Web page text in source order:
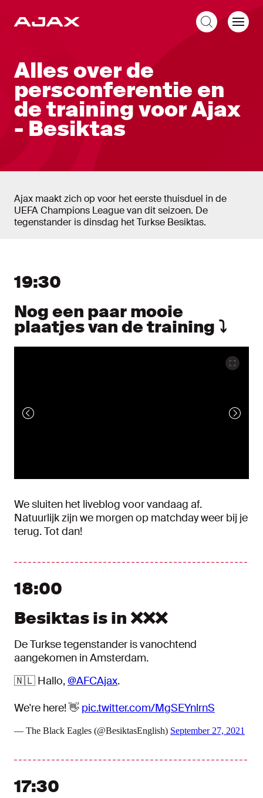
Liveblog
Alles over de
persconferentie en
de training voor Ajax
- Besiktas
Ajax maakt zich op voor het eerste thuisduel in de
UEFA Champions League van dit seizoen. De
tegenstander is dinsdag het Turkse Besiktas.
19:30
Nog een paar mooie
plaatjes van de training ⤵️
We sluiten het liveblog voor vandaag af.
Natuurlijk zijn we morgen op matchday weer bij je
terug. Tot dan!
18:00
Besiktas is in ❌❌❌
De Turkse tegenstander is vanochtend
aangekomen in Amsterdam.
🇳🇱 Hallo,@AFCAjax.
We're here! 👋 pic.twitter.com/MgSEYnlrnS
— The Black Eagles (@BesiktasEnglish) September 27, 2021
17:30